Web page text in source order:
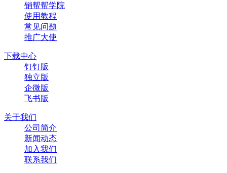
销帮帮学院
使用教程
常见问题
推广大使
下载中心
钉钉版
独立版
企微版
飞书版
关于我们
公司简介
新闻动态
加入我们
联系我们